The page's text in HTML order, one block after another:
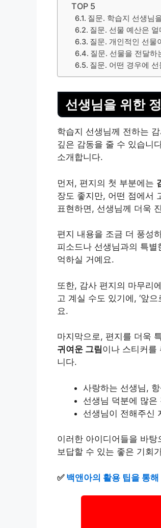
TOP 5
질문. 학습지 선생님
질문. 선물 예산은
질문. 개인적인 선물
질문. 선물을 전달하
질문. 어떤 경우에
선생님을 위한
학습지 선생님께 전하는
깊은 감동을 줄 수 있습니
소개합니다.
먼저, 편지의 첫 부분에는
장도 좋지만, 어떤 점에서
표현하면, 선생님께 더욱
편지 내용을 조금 더 풍성
피소드나 선생님과의 특
억하실 거예요.
또한, 감사 편지의 마무리
고 계실 수도 있기에, ‘앞
요.
마지막으로, 편지를 더욱
귀여운 그림이나 스티커를
니다.
사랑하는 선생님,
선생님 덕분에 많은
선생님이 전해주신
이러한 아이디어들을 바
보답할 수 있는 좋은 기회
✅ 백앤아의 활용 팁을 통